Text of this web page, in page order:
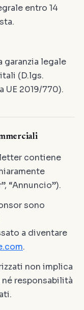
entro 14
garanzia legale
(D.lgs.
UE 2019/770).
contiene
“Annuncio”).
sono
a diventare
.
non implica
responsabilità